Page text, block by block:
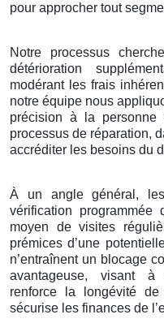
pour approcher tout
Notre processus
détérioration
modérant les frais
notre équipe nous
précision à la personne
processus de réparation,
accréditer les besoins du
À un angle général,
vérification
moyen de visites
prémices d’une
n’entraînent un blocage
avantageuse, visant à
renforce la longévité de
sécurise les finances de